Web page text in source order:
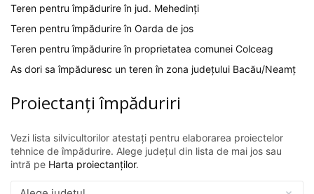
Teren pentru împădurire în jud. Mehedinți
Teren pentru împădurire în Oarda de jos
Teren pentru împădurire în proprietatea comunei Colceag
As dori sa împăduresc un teren în zona județului Bacău/Neamț
Proiectanți împăduriri
Vezi lista silvicultorilor atestați pentru elaborarea proiectelor
tehnice de împădurire. Alege județul din lista de mai jos sau
intră pe Harta proiectanților.